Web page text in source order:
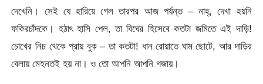
দেখেনি। সেই যে হারিয়ে গেল তারপর আজ পর্যন্ত – নাহ্, দেখা হয়নি
ফকিরচাঁদকে। হঠাৎ হাসি পেল, তা বিঘের হিসেবে কতটা জমিতে এই দাড়ি!
চোখের নিচ থেকে প্রায় বুক – তা কতটা! ধান রোয়াতে ঘাম ছোটে, আর দাড়ির
বেলায় মেহনতই হয় না। ও তো আপনি আপনি গজায়।